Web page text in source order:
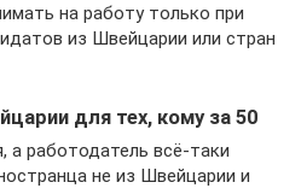
на работу только при
из Швейцарии или стран
для тех, кому за 50
работодатель всё-таки
не из Швейцарии и